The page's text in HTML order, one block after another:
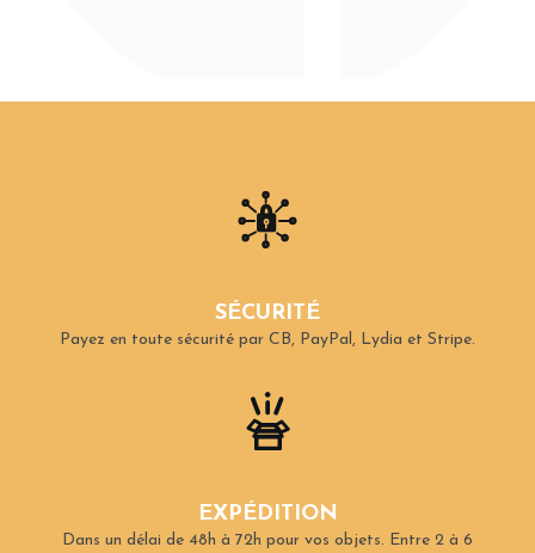
SÉCURITÉ
Payez en toute sécurité par CB, PayPal, Lydia et Stripe.
EXPÉDITION
Dans un délai de 48h à 72h pour vos objets. Entre 2 à 6